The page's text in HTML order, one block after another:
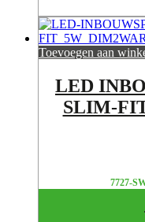
Toevoegen aan
LED
SLIM-
7727-